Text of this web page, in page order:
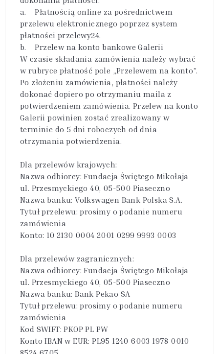
a. Płatnością online za pośrednictwem
przelewu elektronicznego poprzez system
płatności przelewy24.
b. Przelew na konto bankowe Galerii
W czasie składania zamówienia należy wybrać
w rubryce płatność pole „Przelewem na konto”.
Po złożeniu zamówienia, płatności należy
dokonać dopiero po otrzymaniu maila z
potwierdzeniem zamówienia. Przelew na konto
Galerii powinien zostać zrealizowany w
terminie do 5 dni roboczych od dnia
otrzymania potwierdzenia.
Dla przelewów krajowych:
Nazwa odbiorcy: Fundacja Świętego Mikołaja
ul. Przesmyckiego 40, 05-500 Piaseczno
Nazwa banku: Volkswagen Bank Polska S.A.
Tytuł przelewu: prosimy o podanie numeru
zamówienia
Konto: 10 2130 0004 2001 0299 9993 0003
Dla przelewów zagranicznych:
Nazwa odbiorcy: Fundacja Świętego Mikołaja
ul. Przesmyckiego 40, 05-500 Piaseczno
Nazwa banku: Bank Pekao SA
Tytuł przelewu: prosimy o podanie numeru
zamówienia
Kod SWIFT: PKOP PL PW
Konto IBAN w EUR: PL95 1240 6003 1978 0010